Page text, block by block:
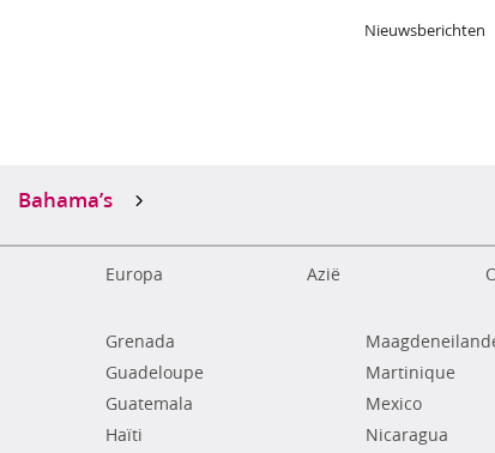
Nieuwsberichten
Bahama’s
Europa Azië
Grenada
Guadeloupe
Guatemala
Haïti
Martinique
Mexico
Nicaragua